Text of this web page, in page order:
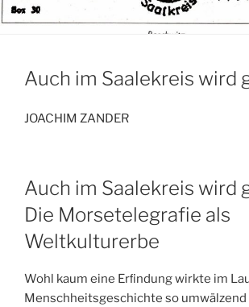
Auch im Saalekreis wird
JOACHIM ZANDER
Auch im Saalekreis wird
Die Morsetelegrafie als
Weltkulturerbe
Wohl kaum eine Erﬁndung wirkte im
Menschheitsgeschichte so umwälzend